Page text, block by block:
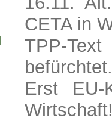
CETA in
TPP-
befürchtet.
Erst EU-